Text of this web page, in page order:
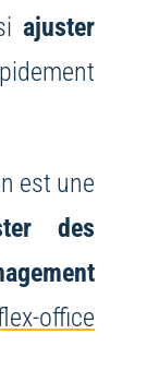
ajuster
est une
des
office